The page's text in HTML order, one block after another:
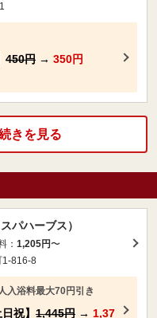
450円 → 350円
きを見る
パハーブス）
： 1,205円〜
1-816-8
入浴料最大70円引き
祝】 1,445円 → 1,37